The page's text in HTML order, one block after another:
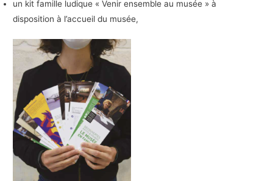
un kit famille ludique « Venir ensemble au musée » à
disposition à l’accueil du musée,